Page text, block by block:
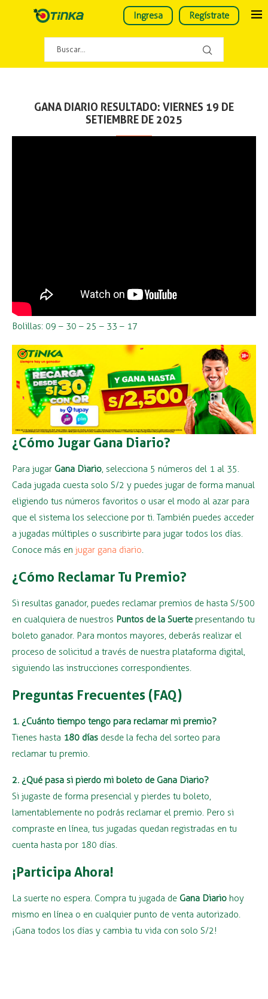
Ingresa Regístrate
GANA DIARIO RESULTADO: VIERNES 19 DE
SETIEMBRE DE 2025
Bolillas: 09 – 30 – 25 – 33 – 17
¿Cómo Jugar Gana Diario?
Para jugar Gana Diario, selecciona 5 números del 1 al 35.
Cada jugada cuesta solo S/2 y puedes jugar de forma manual
eligiendo tus números favoritos o usar el modo al azar para
que el sistema los seleccione por ti. También puedes acceder
a jugadas múltiples o suscribirte para jugar todos los días.
Conoce más en jugar gana diario.
¿Cómo Reclamar Tu Premio?
Si resultas ganador, puedes reclamar premios de hasta S/500
en cualquiera de nuestros Puntos de la Suerte presentando tu
boleto ganador. Para montos mayores, deberás realizar el
proceso de solicitud a través de nuestra plataforma digital,
siguiendo las instrucciones correspondientes.
Preguntas Frecuentes (FAQ)
1. ¿Cuánto tiempo tengo para reclamar mi premio?
Tienes hasta 180 días desde la fecha del sorteo para
reclamar tu premio.
2. ¿Qué pasa si pierdo mi boleto de Gana Diario?
Si jugaste de forma presencial y pierdes tu boleto,
lamentablemente no podrás reclamar el premio. Pero si
compraste en línea, tus jugadas quedan registradas en tu
cuenta hasta por 180 días.
¡Participa Ahora!
La suerte no espera. Compra tu jugada de Gana Diario hoy
mismo en línea o en cualquier punto de venta autorizado.
¡Gana todos los días y cambia tu vida con solo S/2!